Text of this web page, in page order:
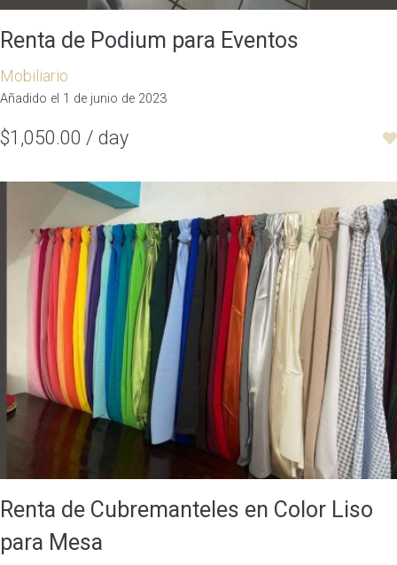
Renta de Podium para Eventos
Mobiliario
Añadido el 1 de junio de 2023
$1,050.00 / day
Renta de Cubremanteles en Color Liso
para Mesa